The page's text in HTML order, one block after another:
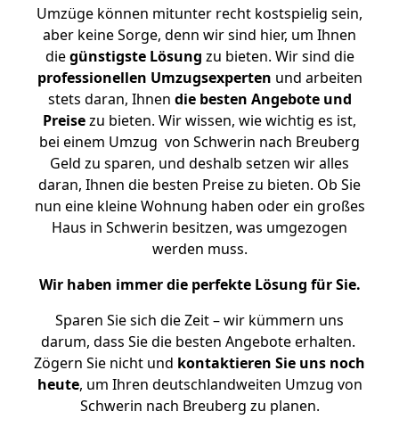
Umzüge können mitunter recht kostspielig sein,
aber keine Sorge, denn wir sind hier, um Ihnen
diegünstigste Lösung zu bieten. Wir sind die
professionellen Umzugsexperten und arbeiten
stets daran, Ihnen die besten Angebote und
Preisezu bieten. Wir wissen, wie wichtig es ist,
bei einem Umzug von Schwerin nach Breuberg
Geld zu sparen, und deshalb setzen wir alles
daran, Ihnen die besten Preise zu bieten. Ob Sie
nun eine kleine Wohnung haben oder ein großes
Haus in Schwerin besitzen, was umgezogen
werden muss.
Wir haben immer die perfekte Lösung für Sie.
Sparen Sie sich die Zeit – wir kümmern uns
darum, dass Sie die besten Angebote erhalten.
Zögern Sie nicht und kontaktieren Sie uns noch
heute, um Ihren deutschlandweiten Umzug von
Schwerin nach Breuberg zu planen.